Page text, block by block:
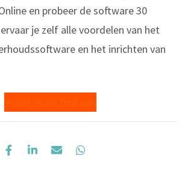
en probeer de software 30
je zelf alle voordelen van het
en het inrichten van